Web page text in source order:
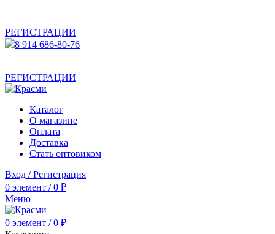
РЕГИСТРАЦИИ
8 914 686-80-76
РЕГИСТРАЦИИ
Каталог
О магазине
Оплата
Доставка
Стать оптовиком
Вход / Регистрация
0 элемент / 0 ₽
Меню
0 элемент / 0 ₽